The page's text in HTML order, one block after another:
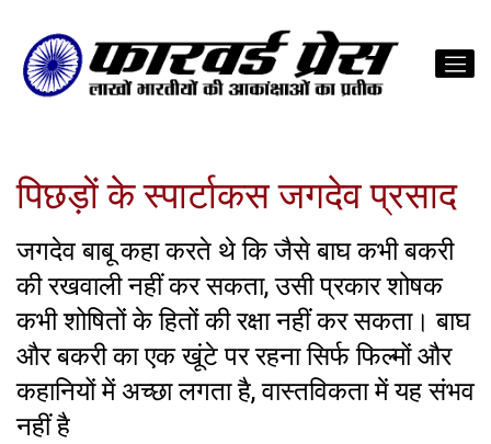
पिछड़ों के स्पार्टाकस जगदेव प्रसाद
जगदेव बाबू कहा करते थे कि जैसे बाघ कभी बकरी
की रखवाली नहीं कर सकता, उसी प्रकार शोषक
कभी शोषितों के हितों की रक्षा नहीं कर सकता। बाघ
और बकरी का एक खूंटे पर रहना सिर्फ फिल्मों और
कहानियों में अच्छा लगता है, वास्तविकता में यह संभव
नहीं है